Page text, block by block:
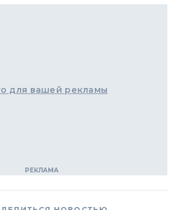
для вашей рекламы